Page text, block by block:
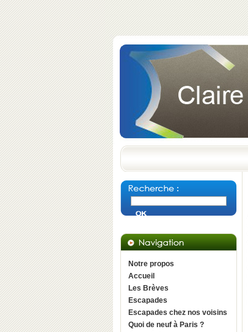
Notre propos
Accueil
Les Brèves
Escapades
Escapades chez nos voisins
Quoi de neuf à Paris ?